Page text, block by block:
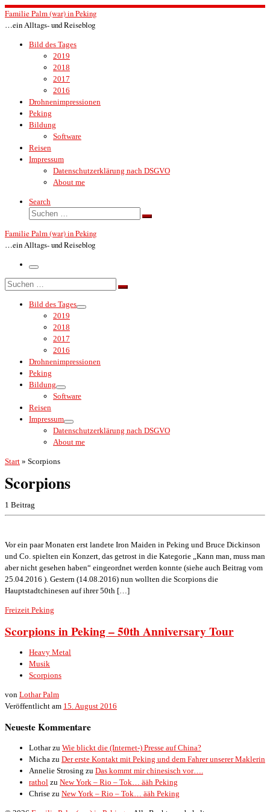
Zum
Inhalt
Familie Palm (war) in Peking
…ein Alltags- und Reiseblog
Bild des Tages
2019
2018
2017
2016
Drohnenimpressionen
Peking
Bildung
Software
Reisen
Impressum
Datenschutzerklärung nach DSGVO
About me
Search
Suche
Suchen …
Familie Palm (war) in Peking
…ein Alltags- und Reiseblog
Menü
Suche
Suchen …
Bild des Tages
2019
2018
2017
2016
Drohnenimpressionen
Peking
Bildung
Software
Reisen
Impressum
Datenschutzerklärung nach DSGVO
About me
Start » Scorpions
Scorpions
1 Beitrag
Vor ein paar Monaten erst landete Iron Maiden in Peking und Bruce Dickinson
und Co. spielten ein Konzert, das getrost in die Kategorie „Kann man, muss man
aber nicht gesehen haben“ eingeordnet werden konnte (siehe auch Beitrag vom
25.04.2016 ). Gestern (14.08.2016) nun wollten die Scorpions die
Hauptstadtchinesen auf ihrer 50th […]
Freizeit Peking
Scorpions in Peking – 50th Anniversary Tour
Heavy Metal
Musik
Scorpions
von Lothar Palm
Veröffentlicht am 15. August 2016
Neueste Kommentare
Lotharzu Wie blickt die (Internet-) Presse auf China?
Micha zu Der erste Kontakt mit Peking und dem Fahrer unserer Maklerin
Annelie Strosing zu Das kommt mir chinesisch vor….
rathol zu New York – Rio – Tok… ääh Peking
Chrise zu New York – Rio – Tok… ääh Peking